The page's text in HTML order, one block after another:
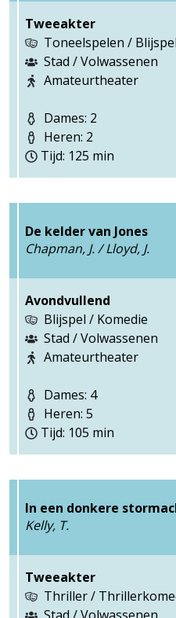
Tweeakter
Toneelspelen /
Stad / Volwassenen
Amateurtheater
Dames: 2
Heren: 2
Tijd: 125 min
De kelder van Jones
Chapman, J. / Lloyd, J.
Avondvullend
Blijspel / Komedie
Stad / Volwassenen
Amateurtheater
Dames: 4
Heren: 5
Tijd: 105 min
In een donkere
Kelly, T.
Tweeakter
Thriller /